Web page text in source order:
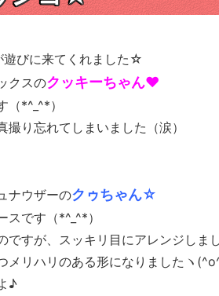
遊びに来てくれました☆
クスのクッキーちゃん❤
（*^_^*）
り忘れてしまいました（涙）
ナウザーのクゥちゃん☆
スです（*^_^*）
ですが、スッキリ目にアレンジしま
メリハリのある形になりましたヽ
♪